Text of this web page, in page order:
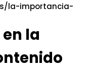
la-importancia-
la